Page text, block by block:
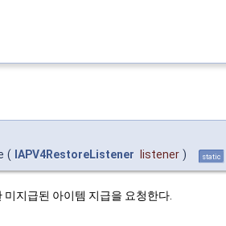
( IAPV4RestoreListener listener ) static
미지급된 아이템 지급을 요청한다.